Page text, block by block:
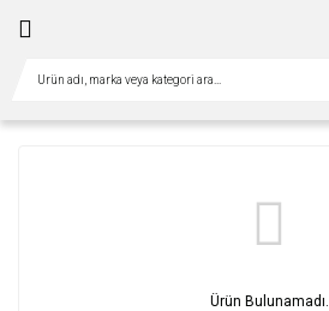
Ürün Bulunamadı.